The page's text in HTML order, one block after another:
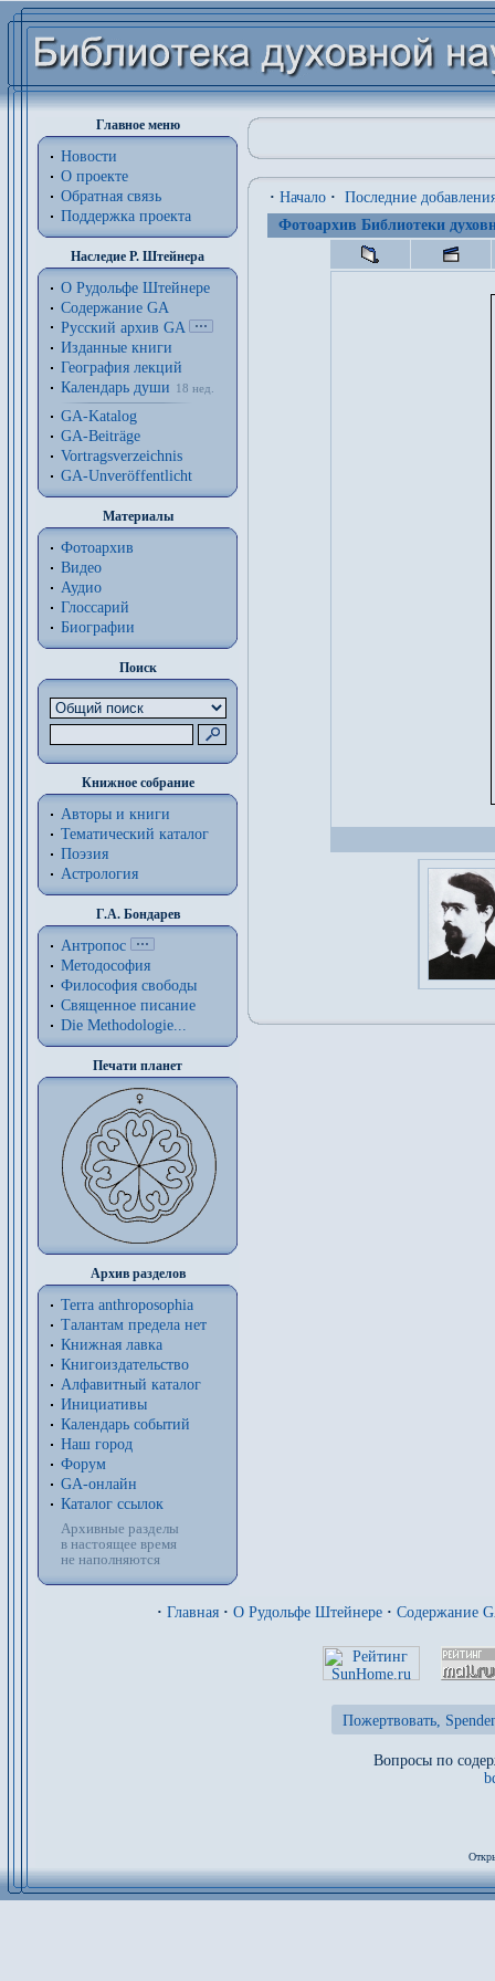
Главное меню
Новости
О проекте
Обратная связь
Поддержка проекта
Наследие Р. Штейнера
О Рудольфе Штейнере
Содержание GA
Русский архив GA
Изданные книги
География лекций
Календарь души
18 нед.
GA-Katalog
GA-Beiträge
Vortragsverzeichnis
GA-Unveröffentlicht
Материалы
Фотоархив
Видео
Аудио
Глоссарий
Биографии
Поиск
Книжное собрание
Авторы и книги
Тематический каталог
Поэзия
Астрология
Г.А. Бондарев
Антропос
Методософия
Философия cвободы
Священное писание
Die Methodologie...
Печати планет
Архив разделов
Terra anthroposophia
Талантам предела нет
Книжная лавка
Книгоиздательство
Алфавитный каталог
Инициативы
Календарь событий
Наш город
Форум
GA-онлайн
Каталог ссылок
Архивные разделы
в настоящее время
не наполняются
· Начало · Последние
Фотоархив Библиотеки
· Главная · О Рудольфе Штейнере · Содержание
Пожертвовать,
Вопросы по